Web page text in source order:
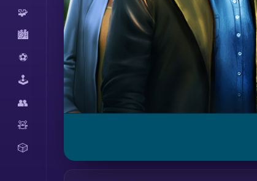
🧩
🏙️
⚽
🕹️
👥
🧸
🎲